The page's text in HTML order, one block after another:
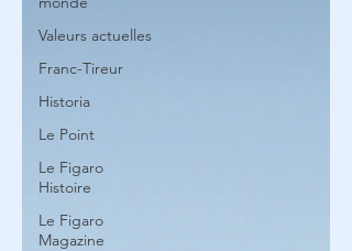
Valeurs actuelles
Franc-Tireur
Historia
Le Point
Le Figaro
Histoire
Le Figaro
Magazine